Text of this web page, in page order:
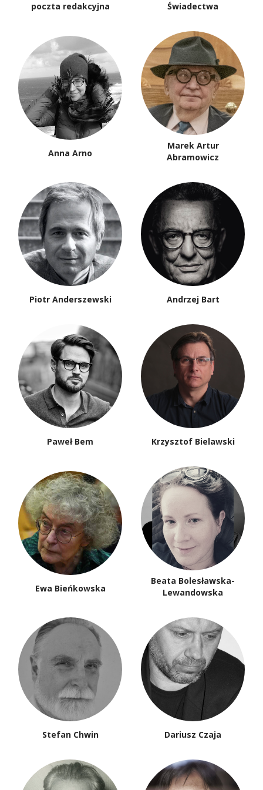
poczta redakcyjna Świadectwa
Anna Arno
Marek Artur
Abramowicz
Piotr Anderszewski Andrzej Bart
Paweł Bem Krzysztof Bielawski
Ewa Bieńkowska
Beata Bolesławska-
Lewandowska
Stefan Chwin Dariusz Czaja